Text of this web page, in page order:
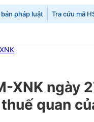
bản pháp luật Tra cứu mã
XNK
quan